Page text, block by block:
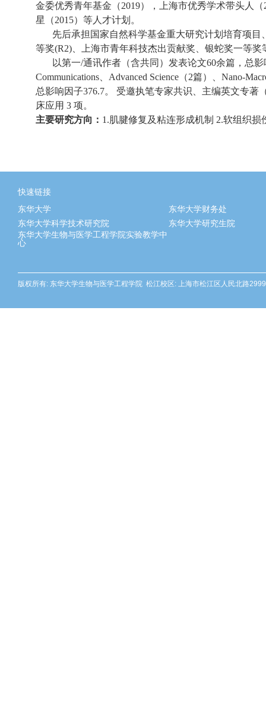
金委优秀青年基金（2019），上海市优秀学术带头人（
星（2015）等人才计划。
先后承担国家自然科学基金重大研究计划培育项目
等奖(R2) 、上海市青年科技杰出贡献奖、银蛇奖一等奖
以第一/通讯作者（含共同）发表论文60余篇，总影
Communications
Advanced Science （2篇）、 Nano-
总影响因子376.7。 受邀执笔专家共识、主编英文专著
床应用 3 项。
主要研究方向： 1. 肌腱修复及粘连形成机制 2.软组织损
快速链接
东华大学
东华大学财务处
东华大学科学技术研究院
东华大学研究生院
东华大学生物与医学工程学院实验教学中
心
版权所有: 东华大学生物与医学工程学院 松江校区: 上海市松江区人民北路